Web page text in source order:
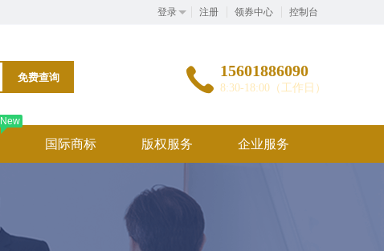
登录 注册 领券中心 控制台
免费查询 15601886090
8:30-18:00（工作日）
New
国际商标 版权服务 企业服务